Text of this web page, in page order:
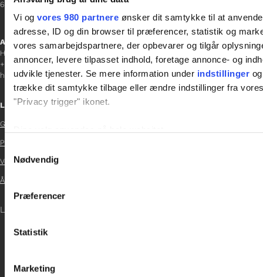
Vi og vores 980 partnere ønsker dit samtykke til at
adresse, ID og din browser til præferencer, statistik og
vores samarbejdspartnere, der opbevarer og tilgår
annoncer, levere tilpasset indhold, foretage annonce- og
udvikle tjenester. Se mere information under indstillinger
trække dit samtykke tilbage eller ændre indstillinger fra
"Privacy trigger" ikonet.
Vi bruger cookies til at tilpasse vores indhold og annoncer,
data med andre oplysninger, du har givet dem, eller som de
Samtykkevalg
Nødvendig
Præferencer
Statistik
Marketing
6200 Aabenraa
Afdelingschef
Helene Teichert
+45 29 37 32 41
helene.t@gladfonden.dk
Links
Glad Fonden
Persondatapolitik
Vedtægter
Årsrapport 2024
LOG IND
